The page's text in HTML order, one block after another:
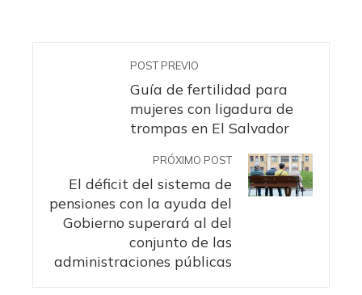
POST PREVIO
Guía de fertilidad para
mujeres con ligadura de
trompas en El Salvador
PRÓXIMO POST
El déficit del sistema de
pensiones con la ayuda del
Gobierno superará al del
conjunto de las
administraciones públicas